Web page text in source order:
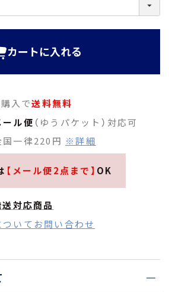
必
カートに入れる
入で送料無料
ール便 （ゆうパケット）対応可
一律220円 ※詳細
【メール便2点まで】 OK
対応商品
いてお問い合わせ